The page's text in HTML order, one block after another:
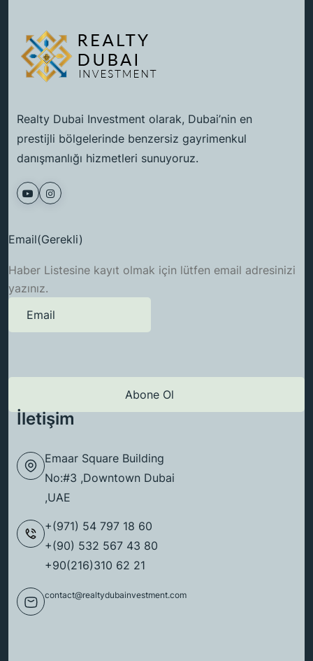
Realty Dubai Investment olarak, Dubai’nin en
prestijli bölgelerinde benzersiz gayrimenkul
danışmanlığı hizmetleri sunuyoruz.
Email(Gerekli)
Haber Listesine kayıt olmak için lütfen email adresinizi
yazınız.
İletişim
Emaar Square Building
No:#3 ,Downtown Dubai
,UAE
+(971) 54 797 18 60
+(90) 532 567 43 80
+90(216)310 62 21
contact@realtydubainvestment.com